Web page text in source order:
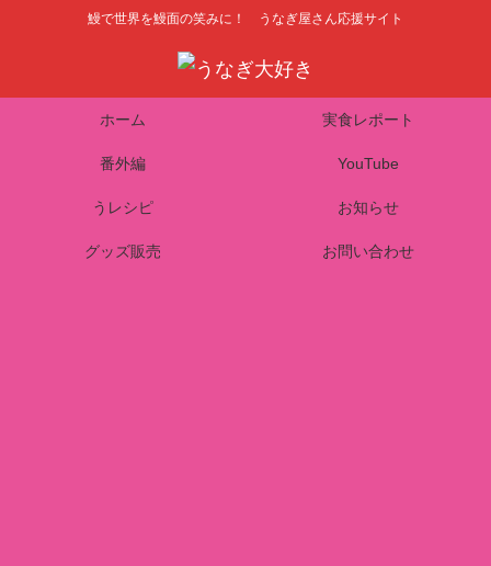
鰻で世界を鰻面の笑みに！ うなぎ屋さん応援サイト
ホーム 実食レポート
番外編 YouTube
うレシピ お知らせ
グッズ販売 お問い合わせ